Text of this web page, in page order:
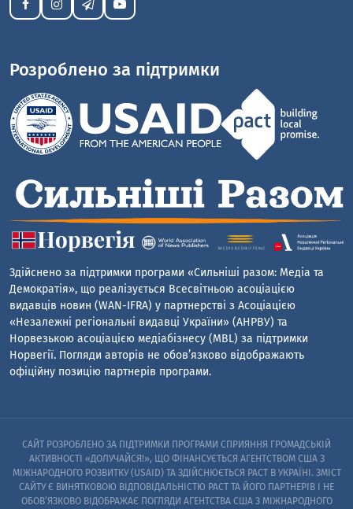
Розроблено за підтримки
Здійснено за підтримки програми «Сильніші разом: Медіа та
Демократія», що реалізується Всесвітньою асоціацією
видавців новин (WAN-IFRA) у партнерстві з Асоціацією
«Незалежні регіональні видавці України» (АНРВУ) та
Норвезькою асоціацією медіабізнесу (MBL) за підтримки
Норвегії. Погляди авторів не обов’язково відображають
офіційну позицію партнерів програми.
САЙТ РОЗРОБЛЕНО ЗА ПІДТРИМКИ ПРОГРАМИ СПРИЯННЯ ГРОМАДСЬКІЙ
АКТИВНОСТІ «ДОЛУЧАЙСЯ!», ЩО ФІНАНСУЄТЬСЯ АГЕНТСТВОМ США З
МІЖНАРОДНОГО РОЗВИТКУ (USAID) ТА ЗДІЙСНЮЄТЬСЯ PACT В УКРАЇНІ. ЗМІСТ
САЙТУ Є ВИНЯТКОВОЮ ВІДПОВІДАЛЬНІСТЮ PACT ТА ЙОГО ПАРТНЕРІВ I НЕ
ОБОВ’ЯЗКОВО ВІДОБРАЖАЄ ПОГЛЯДИ АГЕНТСТВА США З МІЖНАРОДНОГО